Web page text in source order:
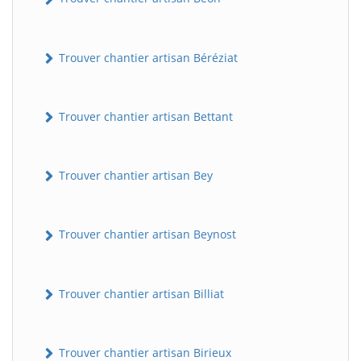
Trouver chantier artisan Béréziat
Trouver chantier artisan Bettant
Trouver chantier artisan Bey
Trouver chantier artisan Beynost
Trouver chantier artisan Billiat
Trouver chantier artisan Birieux